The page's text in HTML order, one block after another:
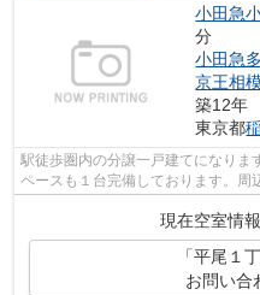
小田急
分
小田急
京王相
築12年
東京都
駅徒歩圏内の分譲一戸建てになりま
ペースも１台完備しております。周
現在空室情
「平尾１
お問い合